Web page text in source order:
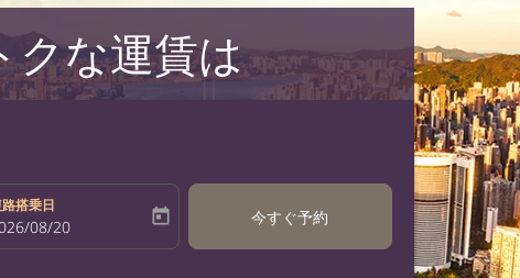
クな運賃は
label
搭乗日
booking-return-date-aria-label
08/20 today 今すぐ予約